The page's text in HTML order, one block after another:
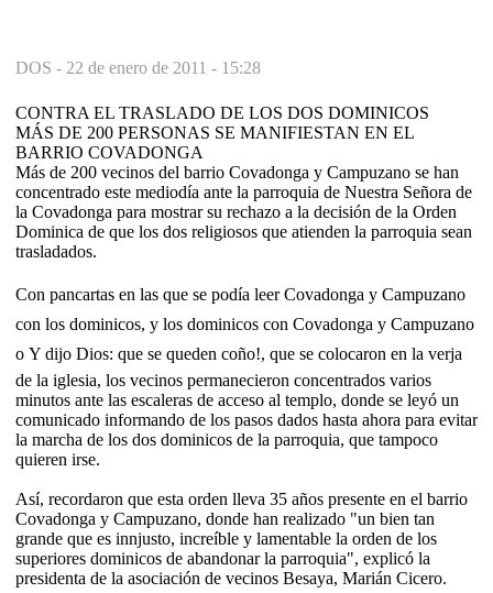
DOS - 22 de enero de 2011 - 15:28
CONTRA EL TRASLADO DE LOS DOS DOMINICOS
MÁS DE 200 PERSONAS SE MANIFIESTAN EN EL
BARRIO COVADONGA
Más de 200 vecinos del barrio Covadonga y Campuzano se han
concentrado este mediodía ante la parroquia de Nuestra Señora de
la Covadonga para mostrar su rechazo a la decisión de la Orden
Dominica de que los dos religiosos que atienden la parroquia sean
trasladados.
Con pancartas en las que se podía leer Covadonga y Campuzano
con los dominicos, y los dominicos con Covadonga y Campuzano
o Y dijo Dios: que se queden coño!, que se colocaron en la verja
de la iglesia, los vecinos permanecieron concentrados varios
minutos ante las escaleras de acceso al templo, donde se leyó un
comunicado informando de los pasos dados hasta ahora para evitar
la marcha de los dos dominicos de la parroquia, que tampoco
quieren irse.
Así, recordaron que esta orden lleva 35 años presente en el barrio
Covadonga y Campuzano, donde han realizado "un bien tan
grande que es innjusto, increíble y lamentable la orden de los
superiores dominicos de abandonar la parroquia", explicó la
presidenta de la asociación de vecinos Besaya, Marián Cicero.